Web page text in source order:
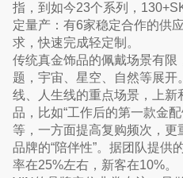
指，到如今23个系列，
定量产：有6家稳定合作的供
求，快速完成轻定制。
传统真金饰品的佩戴场景有限
题，宇宙、星空、自然等展
线、人生线的重点场景，上
品，比如“工作后的第一款金
等，一方面提高复购频次，
品牌的“陪伴性”。据团队提供
率在25%左右，新客在10%。